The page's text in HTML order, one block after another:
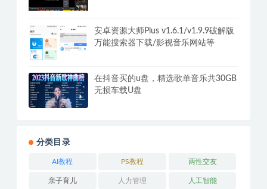
安卓资源大师Plus v1.6.1/v1.9.9破解版
万能搜索器下载/影视音乐网站等
在抖音买的u盘，精选歌单音乐共30GB
无损车载U盘
分类目录
AI教程 PS教程 两性交友
亲子育儿 人力管理 人工智能